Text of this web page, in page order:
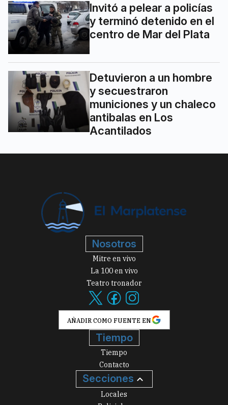
Invitó a pelear a policías
y terminó detenido en el
centro de Mar del Plata
Detuvieron a un hombre
y secuestraron
municiones y un chaleco
antibalas en Los
Acantilados
Nosotros
Mitre en vivo
La 100 en vivo
Teatro tronador
AÑADIR COMO FUENTE EN
Tiempo
Tiempo
Contacto
Secciones
Locales